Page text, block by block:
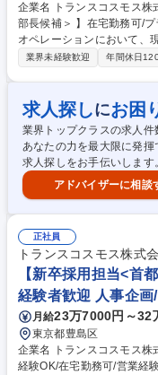
企業名 トランスコスモス株式会社 求人名 【人事オペレー
部長候補＞ 】在宅勤務可/プライム市場上場
オペレーションにおいて、
ョン全体の管理、労務オペ
たいこと】 ■従業員約4万
任者の指示の下、中期（3
定、進捗管理 ■給与計算、
の業務プロセスの最適化 ■
施策の企画・実行 募集職種 【人事オペレーション統括＜副部長候補＞ 】
在宅勤務可/プライム市場上
業界未経験歓迎 年間休日
求人探しにお困
業界トップクラスの求人件
あなたの力を最大限に発揮
求人探しをお手伝いします
アドバイザーに相談
正社員
トランスコスモス株式
【新卒採用担当<首
経験者歓迎 人事企画
月給23万7000円～32
東京都豊島区
企業名 トランスコスモス株式会社 求人名 【新卒採用担当
経験OK/在宅勤務可/営業経験者歓迎 仕事の内容 首都圏エ